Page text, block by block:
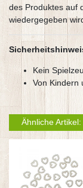
des Produktes auf
wiedergegeben
Kein
Von Kindern
Ähnliche Artikel: